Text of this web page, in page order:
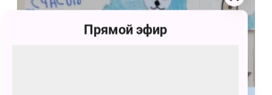
Прямой эфир